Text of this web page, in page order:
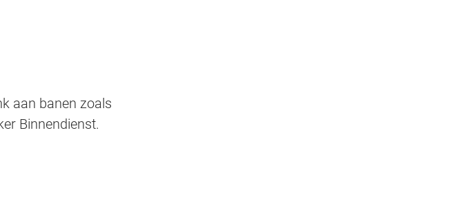
aan banen zoals
Binnendienst.